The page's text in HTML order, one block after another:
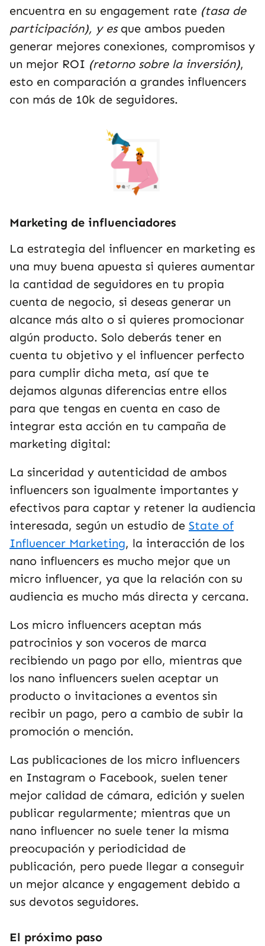
encuentra en su engagement rate (tasa de
participación), y es que ambos pueden
generar mejores conexiones, compromisos y
un mejor ROI (retorno sobre la inversión),
esto en comparación a grandes influencers
con más de 10k de seguidores.
Marketing de influenciadores
La estrategia del influencer en marketing es
una muy buena apuesta si quieres aumentar
la cantidad de seguidores en tu propia
cuenta de negocio, si deseas generar un
alcance más alto o si quieres promocionar
algún producto. Solo deberás tener en
cuenta tu objetivo y el influencer perfecto
para cumplir dicha meta, así que te
dejamos algunas diferencias entre ellos
para que tengas en cuenta en caso de
integrar esta acción en tu campaña de
marketing digital:
La sinceridad y autenticidad de ambos
influencers son igualmente importantes y
efectivos para captar y retener la audiencia
interesada, según un estudio de State of
Influencer Marketing, la interacción de los
nano influencers es mucho mejor que un
micro influencer, ya que la relación con su
audiencia es mucho más directa y cercana.
Los micro influencers aceptan más
patrocinios y son voceros de marca
recibiendo un pago por ello, mientras que
los nano influencers suelen aceptar un
producto o invitaciones a eventos sin
recibir un pago, pero a cambio de subir la
promoción o mención.
Las publicaciones de los micro influencers
en Instagram o Facebook, suelen tener
mejor calidad de cámara, edición y suelen
publicar regularmente; mientras que un
nano influencer no suele tener la misma
preocupación y periodicidad de
publicación, pero puede llegar a conseguir
un mejor alcance y engagement debido a
sus devotos seguidores.
El próximo paso